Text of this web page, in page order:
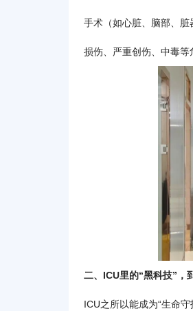
手术（如心脏、脑部、
损伤、严重创伤、中毒等
二、ICU里的“黑科技”，
ICU之所以能成为“生命